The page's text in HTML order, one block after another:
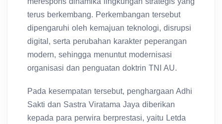
terus berkembang. Perkembangan tersebut
dipengaruhi oleh kemajuan teknologi, disrupsi
digital, serta perubahan karakter peperangan
modern, sehingga menuntut modernisasi
organisasi dan penguatan doktrin TNI AU.
Pada kesempatan tersebut, penghargaan Adhi
Sakti dan Sastra Viratama Jaya diberikan
kepada para perwira berprestasi, yaitu Letda